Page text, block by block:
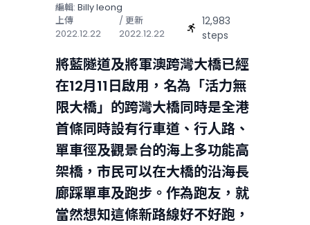
編輯: Billy Ieong
上傳
2022.12.22
/ 更新
2022.12.22
12,983
steps
將藍隧道及將軍澳跨灣大橋已經
在12月11日啟用，名為「活力無
限大橋」的跨灣大橋同時是全港
首條同時設有行車道、行人路、
單車徑及觀景台的海上多功能高
架橋，市民可以在大橋的沿海長
廊踩單車及跑步。作為跑友，就
當然想知這條新路線好不好跑，